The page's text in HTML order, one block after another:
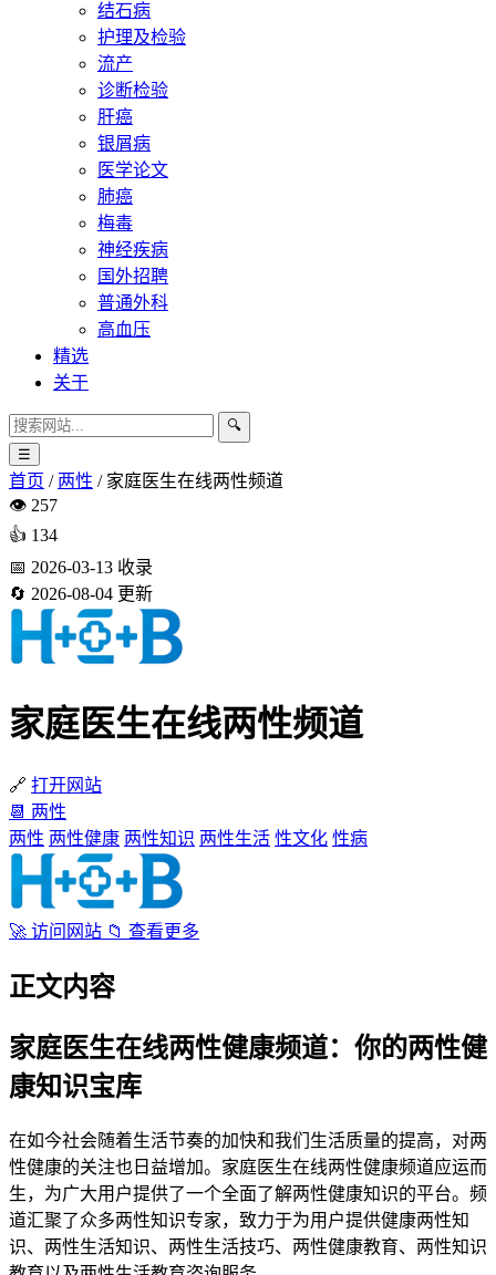
结石病
护理及检验
流产
诊断检验
肝癌
银屑病
医学论文
肺癌
梅毒
神经疾病
国外招聘
普通外科
高血压
精选
关于
🔍
☰
首页 / 两性 / 家庭医生在线两性频道
👁️ 257
👍 134
📅 2026-03-13 收录
🔄 2026-08-04 更新
家庭医生在线两性频道
🔗 打开网站
📆 两性
两性 两性健康 两性知识 两性生活 性文化 性病
🚀 访问网站 📁 查看更多
正文内容
家庭医生在线两性健康频道：你的两性健
康知识宝库
在如今社会随着生活节奏的加快和我们生活质量的提高，对两
性健康的关注也日益增加。家庭医生在线两性健康频道应运而
生，为广大用户提供了一个全面了解两性健康知识的平台。频
道汇聚了众多两性知识专家，致力于为用户提供健康两性知
识、两性生活知识、两性生活技巧、两性健康教育、两性知识